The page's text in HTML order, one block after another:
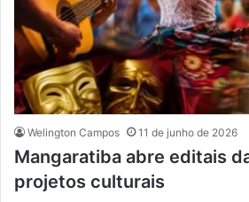
Welington Campos 11 de junho de 2026
Mangaratiba abre editais
projetos culturais